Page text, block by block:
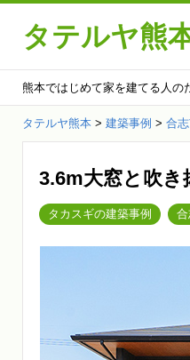
タテルヤ熊
熊本ではじめて家を建てる人の
タテルヤ熊本 > 建築事例 > 合
3.6m大窓と吹き
タカスギの建築事例